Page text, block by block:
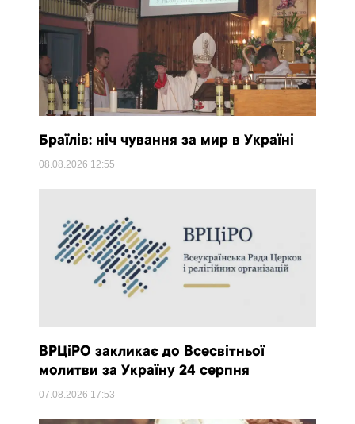
Браїлів: ніч чування за мир в Україні
08.08.2026 12:55
ВРЦіРО закликає до Всесвітньої
молитви за Україну 24 серпня
07.08.2026 17:53